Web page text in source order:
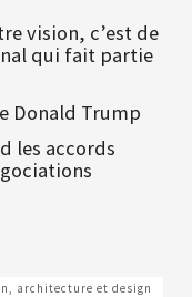
vision, c’est de
qui fait partie
Donald Trump
les accords
architecture et design